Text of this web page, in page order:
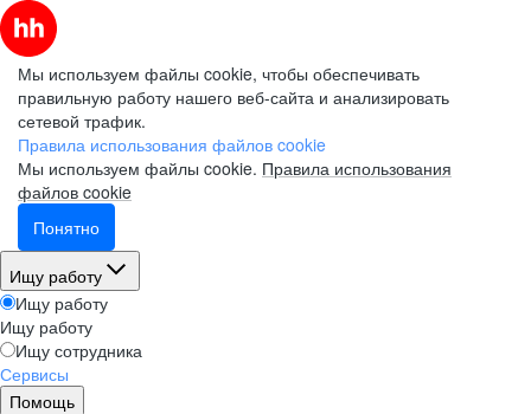
Мы используем файлы cookie, чтобы обеспечивать
правильную работу нашего веб-сайта и анализировать
сетевой трафик.
Правила использования файлов cookie
Мы используем файлы cookie. Правила использования
файлов cookie
Понятно
Ищу работу
Ищу работу
Ищу работу
Ищу сотрудника
Сервисы
Помощь